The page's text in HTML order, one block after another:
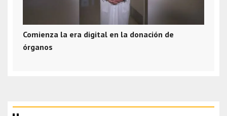
Comienza la era digital en la donación de
órganos